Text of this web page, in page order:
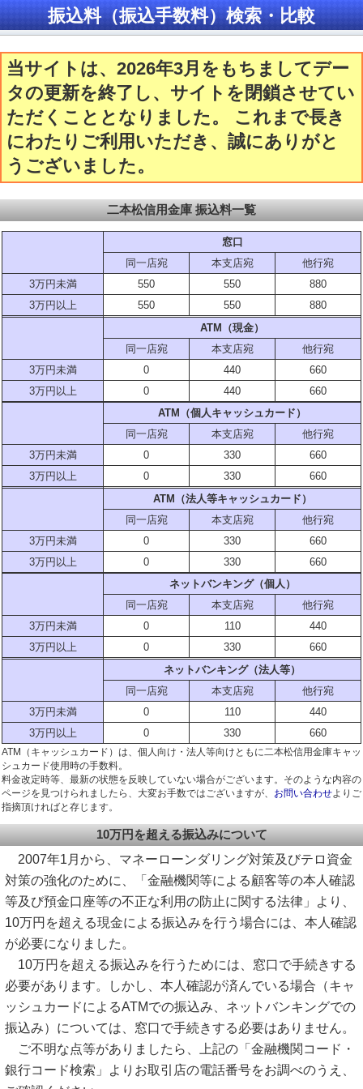
振込料（振込手数料）検索・比較
当サイトは、2026年3月をもちましてデー
タの更新を終了し、サイトを閉鎖させてい
ただくこととなりました。 これまで長き
にわたりご利用いただき、誠にありがと
うございました。
二本松信用金庫 振込料一覧
窓口
同一店宛
本支店宛
他行宛
3万円未満
550 550
880
3万円以上
550 550
880
ATM（現金）
同一店宛
本支店宛
他行宛
3万円未満
0 440
660
3万円以上
0 440
660
ATM（個人キャッシュカード）
同一店宛
本支店宛
他行宛
3万円未満
0 330
660
3万円以上
0 330
660
ATM（法人等キャッシュカード）
同一店宛
本支店宛
他行宛
3万円未満
0 330
660
3万円以上
0 330
660
ネットバンキング（個人）
同一店宛
本支店宛
他行宛
3万円未満
0 110
440
3万円以上
0 330
660
ネットバンキング（法人等）
同一店宛
本支店宛
他行宛
3万円未満
0 110
440
3万円以上
0 330 660
ATM（キャッシュカード）は、個人向け・法人等向けともに二本松信用金庫キャッ
シュカード使用時の手数料。
料金改定時等、最新の状態を反映していない場合がございます。そのような内容の
ページを見つけられましたら、大変お手数ではございますが、 お問い合わせよりご
指摘頂ければと存じます。
10万円を超える振込みについて
2007年1月から、マネーローンダリング対策及びテロ資金
対策の強化のために、「金融機関等による顧客等の本人確認
等及び預金口座等の不正な利用の防止に関する法律」より、
10万円を超える現金による振込みを行う場合には、本人確認
が必要になりました。
10万円を超える振込みを行うためには、窓口で手続きする
必要があります。しかし、本人確認が済んでいる場合（キャ
ッシュカードによるATMでの振込み、ネットバンキングでの
振込み）については、窓口で手続きする必要はありません。
ご不明な点等がありましたら、上記の「金融機関コード・
銀行コード検索」よりお取引店の電話番号をお調べのうえ、